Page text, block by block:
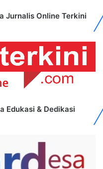
Jurnalis Online Terkini
Edukasi & Dedikasi